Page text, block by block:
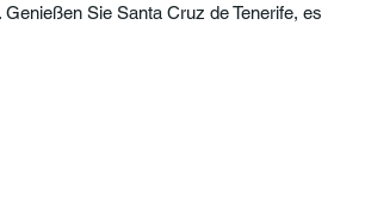
Genießen Sie Santa Cruz de Tenerife, es